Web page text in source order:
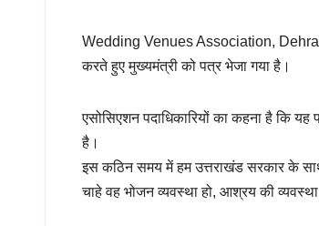
Wedding Venues Association,
करते हुए मुख्यमंत्री को पत्र भेजा गया है।
एसोसिएशन पदाधिकारियों का कहना है कि
है।
इस कठिन समय में हम उत्तराखंड सरकार के
चाहे वह भोजन व्यवस्था हो, आश्रय की